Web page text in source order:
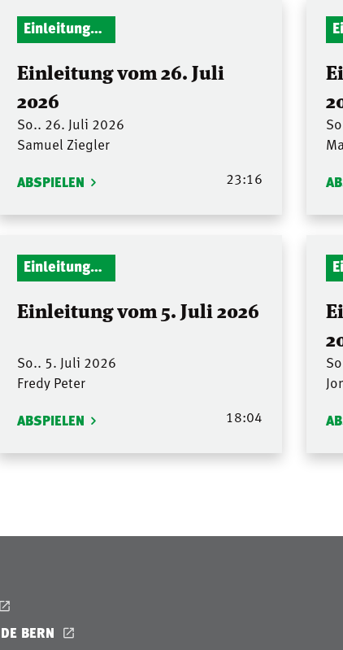
Einleitungen Gottesdienst
Einleitung vom 26. Juli
2026
So.. 26. Juli 2026
Samuel Ziegler
ABSPIELEN 23:16
Einleitungen Gottesdienst
Einleitung vom 5. Juli 2026
So.. 5. Juli 2026
Fredy Peter
ABSPIELEN 18:04
BERN